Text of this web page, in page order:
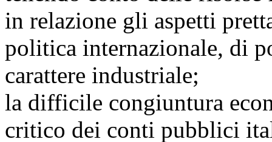
in relazione gli aspetti
politica internazionale, di
carattere industriale;
la difficile congiuntura
critico dei conti pubblici